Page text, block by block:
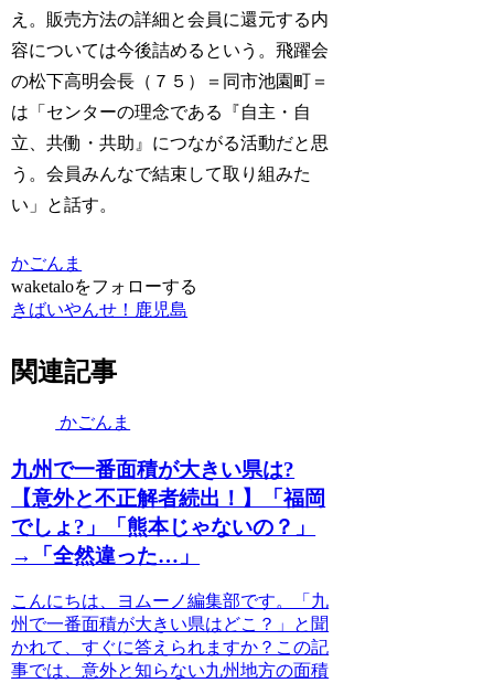
え。販売方法の詳細と会員に還元する内
容については今後詰めるという。飛躍会
の松下高明会長（７５）＝同市池園町＝
は「センターの理念である『自主・自
立、共働・共助』につながる活動だと思
う。会員みんなで結束して取り組みた
い」と話す。
かごんま
waketaloをフォローする
きばいやんせ！鹿児島
関連記事
かごんま
九州で一番面積が大きい県は?
【意外と不正解者続出！】「福岡
でしょ?」「熊本じゃないの？」
→「全然違った…」
こんにちは、ヨムーノ編集部です。「九
州で一番面積が大きい県はどこ？」と聞
かれて、すぐに答えられますか？この記
事では、意外と知らない九州地方の面積